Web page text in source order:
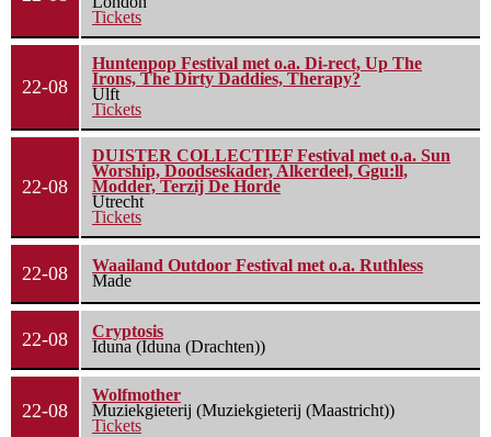
Tickets
22-08
Huntenpop Festival met o.a. Di-rect, Up The
Irons, The Dirty Daddies, Therapy?
Ulft
Tickets
22-08
DUISTER COLLECTIEF Festival met o.a. Sun
Worship, Doodseskader, Alkerdeel, Ggu:ll,
Modder, Terzij De Horde
Utrecht
Tickets
22-08
Waailand Outdoor Festival met o.a. Ruthless
Made
22-08
Cryptosis
Iduna (Iduna (Drachten))
22-08
Wolfmother
Muziekgieterij (Muziekgieterij (Maastricht))
Tickets